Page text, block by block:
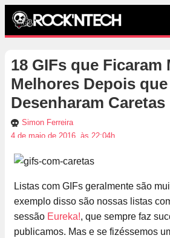
18 GIFs que Ficaram
Melhores Depois que
Desenharam Caretas
Simon Ferreira
4 de maio de 2016, às 22:04h
Listas com GIFs geralmente são
exemplo disso são nossas listas
sessão Eureka!, que sempre faz
publicamos. Mas e se fizéssemos